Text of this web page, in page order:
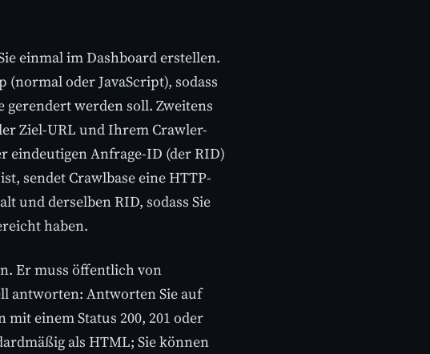
einmal im Dashboard erstellen.
oder JavaScript), sodass
werden soll. Zweitens
Ziel-URL und Ihrem Crawler-
eindeutigen Anfrage-ID (der RID)
sendet Crawlbase eine HTTP-
und derselben RID, sodass Sie
haben.
Er muss öffentlich von
antworten: Antworten Sie auf
einem Status 200, 201 oder
als HTML; Sie können